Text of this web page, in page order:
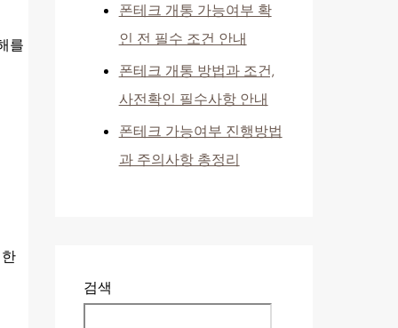
를
폰테크 개통 가능여부 확
인 전 필수 조건 안내
폰테크 개통 방법과 조건,
사전확인 필수사항 안내
폰테크 가능여부 진행방법
과 주의사항 총정리
검색